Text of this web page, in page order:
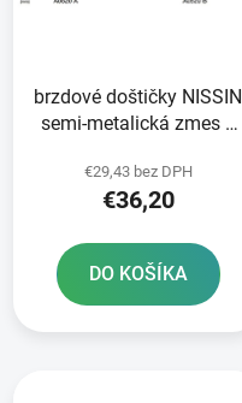
d
s
brzdové doštičky NISSIN
semi-metalická zmes 2
€29,43 bez DPH
€36,20
DO KOŠÍKA